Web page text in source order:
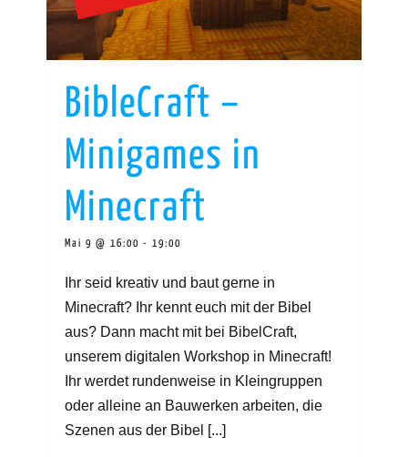
BibleCraft –
Minigames in
Minecraft
Mai 9 @ 16:00 - 19:00
Ihr seid kreativ und baut gerne in
Minecraft? Ihr kennt euch mit der Bibel
aus? Dann macht mit bei BibelCraft,
unserem digitalen Workshop in Minecraft!
Ihr werdet rundenweise in Kleingruppen
oder alleine an Bauwerken arbeiten, die
Szenen aus der Bibel [...]